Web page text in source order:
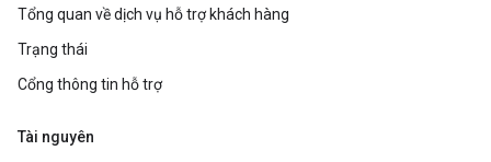
Tổng quan về dịch vụ hỗ trợ khách hàng
Trạng thái
Cổng thông tin hỗ trợ
Tài nguyên